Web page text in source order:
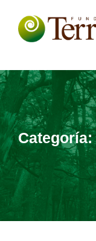
Categoría: